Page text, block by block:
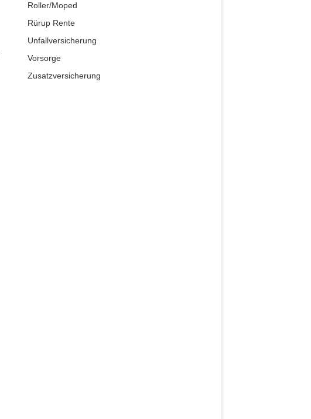
Roller/Moped
Rürup Rente
Unfallversicherung
Vorsorge
Zusatzversicherung